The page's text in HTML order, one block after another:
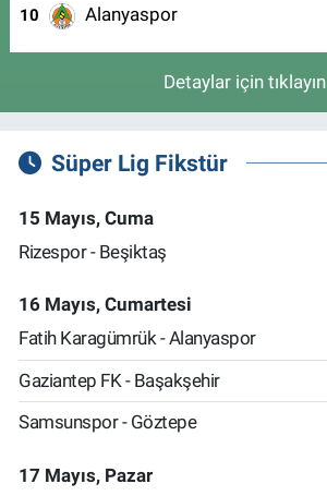
10 Alanyaspor
Detaylar için tıklayın
Süper Lig Fikstür
15 Mayıs, Cuma
Rizespor - Beşiktaş
16 Mayıs, Cumartesi
Fatih Karagümrük - Alanyaspor
Gaziantep FK - Başakşehir
Samsunspor - Göztepe
17 Mayıs, Pazar